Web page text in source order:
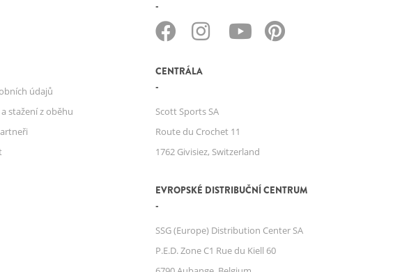
údajů
stažení z oběhu
CENTRÁLA
Scott Sports SA
Route du Crochet 11
1762 Givisiez, Switzerland
EVROPSKÉ DISTRIBUČNÍ CENTRUM
SSG (Europe) Distribution Center SA
P.E.D. Zone C1 Rue du Kiell 60